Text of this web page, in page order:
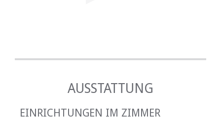
AUSSTATTUNG
EINRICHTUNGEN IM ZIMMER